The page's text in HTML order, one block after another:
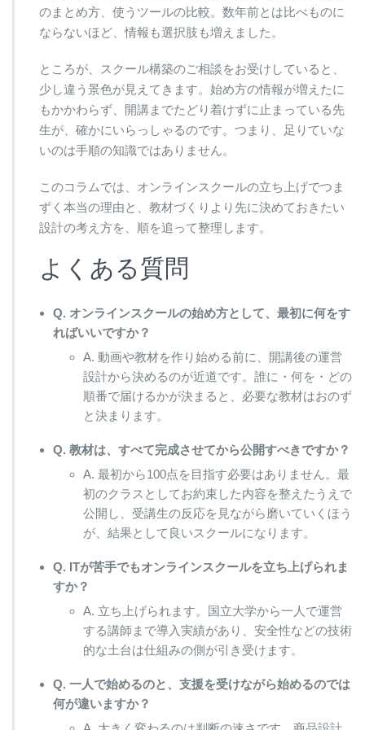
のまとめ方、使うツールの比較。数年前とは比べものに
ならないほど、情報も選択肢も増えました。
ところが、スクール構築のご相談をお受けしていると、
少し違う景色が見えてきます。始め方の情報が増えたに
もかかわらず、開講までたどり着けずに止まっている先
生が、確かにいらっしゃるのです。つまり、足りていな
いのは手順の知識ではありません。
このコラムでは、オンラインスクールの立ち上げでつま
ずく本当の理由と、教材づくりより先に決めておきたい
設計の考え方を、順を追って整理します。
よくある質問
Q. オンラインスクールの始め方として、最初に何をす
ればいいですか？
A. 動画や教材を作り始める前に、開講後の運営
設計から決めるのが近道です。誰に・何を・どの
順番で届けるかが決まると、必要な教材はおのず
と決まります。
Q. 教材は、すべて完成させてから公開すべきですか？
A. 最初から100点を目指す必要はありません。最
初のクラスとしてお約束した内容を整えたうえで
公開し、受講生の反応を見ながら磨いていくほう
が、結果として良いスクールになります。
Q. ITが苦手でもオンラインスクールを立ち上げられま
すか？
A. 立ち上げられます。国立大学から一人で運営
する講師まで導入実績があり、安全性などの技術
的な土台は仕組みの側が引き受けます。
Q. 一人で始めるのと、支援を受けながら始めるのでは
何が違いますか？